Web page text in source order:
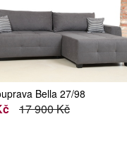
Bella 27/98
17 900 Kč